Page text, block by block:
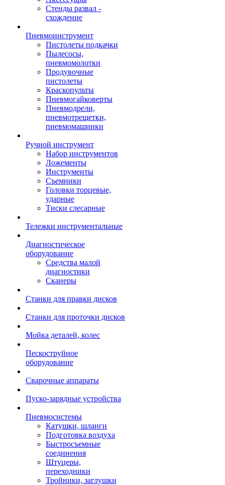
Стенды развал -
схождение
Пневмоинструмент
Пистолеты подкачки
Пылесосы,
пневмомолотки
Продувочные
пистолеты
Краскопульты
Пневмогайковерты
Пневмодрели,
пневмотрещетки,
пневмомашинки
Ручной инструмент
Набор инструментов
Ложементы
Инструменты
Съемники
Головки торцевые,
ударные
Тиски слесарные
Тележки инструментальные
Диагностическое
оборудование
Средства малой
диагностики
Сканеры
Станки для правки дисков
Станки для проточки дисков
Мойка деталей, колес
Пескоструйное
оборудование
Сварочные аппараты
Пуско-зарядные устройства
Пневмосистемы
Катушки, шланги
Подготовка воздуха
Быстросъемные
соединения
Штуцеры,
переходники
Тройники, заглушки